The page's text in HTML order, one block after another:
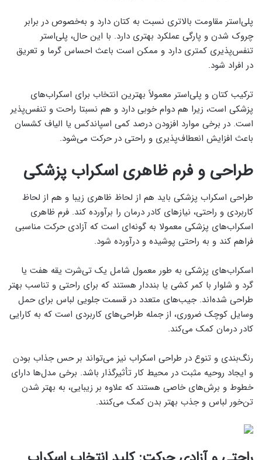
پلی‌استر مقاومت بالاتری نسبت به کتان دارد و به‌خصوص در برابر
چروک شدن و پارگی عملکرد بهتری دارد. با این حال، پلی‌استر
تنفس‌پذیری کمتری دارد و ممکن است باعث احساس گرما و تعریق
در افراد شود.
ترکیب کتان و پلی‌استر معمولاً بهترین انتخاب برای اسکراب‌های
پزشکی است، زیرا هم دوام خوبی دارد و هم نسبتا راحت و تنفس‌پذیر
است. در برخی موارد افزودن درصد کمی اسپاندکس یا الیاف کشسان
باعث افزایش انعطاف‌پذیری و راحتی در حرکت می‌شود.
طراحی و فرم ظاهری اسکراب پزشکی
طراحی اسکراب پزشکی باید هم از لحاظ ظاهری زیبا و هم از لحاظ
کاربردی و راحتی، نیازهای کادر درمان را برآورده کند. فرم ظاهری
اسکراب‌های پزشکی معمولا به گونه‌ای است که آزادی حرکت مناسبی
فراهم کند و به راحتی پوشیده و درآورده شود.
اسکراب‌های پزشکی به طور معمول شامل یک تی‌شرت یقه هفت یا
گرد و شلوار با کمر کشی یا بنددار هستند که برای راحتی و تناسب بهتر
طراحی شده‌اند. جیب‌های متعدد در قسمت جلویی لباس برای حمل
وسایل کوچک ضروری، از جمله طراحی‌های کاربردی است که به کارایی
کادر درمان کمک می‌کند.
رنگ‌بندی و تنوع در طراحی اسکراب نیز می‌تواند بر حس جذاب بودن
و ایجاد روحیه مثبت در محیط کار تأثیرگذار باشد. برخی مدل‌ها دارای
خطوط و برش‌های خاصی هستند که علاوه بر زیبایی، به بهتر شدن
تن‌خور لباس و جذب بهتر بدن کمک می‌کنند.